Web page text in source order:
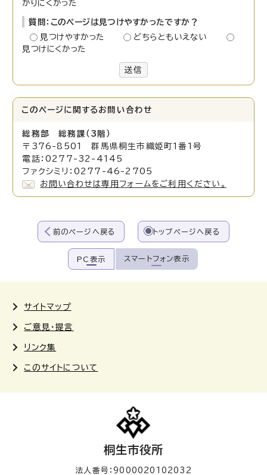
かりにくかった
質問：このページは見つけやすかったですか？
見つけやすかった
どちらともいえない
見つけにくかった
送信
このページに関する お問い合わせ
総務部 総務課（3階）
〒376-8501 群馬県桐生市織姫町1番1号
電話：0277-32-4145
ファクシミリ：0277-46-2705
お問い合わせは専用フォームをご利用ください。
前のページへ戻る トップページへ戻る
PC表示 スマートフォン表示
サイトマップ
ご意見・提言
リンク集
このサイトについて
桐生市役所
法人番号：9000020102032